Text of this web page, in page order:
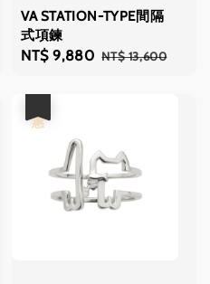
VA STATION-TYPE間隔
式項鍊
Sale
NT$ 9,880 Regular
NT$ 13,600